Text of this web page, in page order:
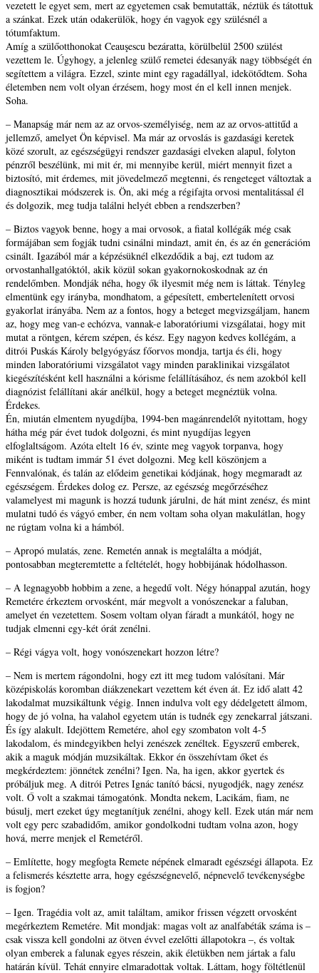
vezetett le egyet sem, mert az egyetemen csak bemutatták, néztük és tátottuk
a szánkat. Ezek után odakerülök, hogy én vagyok egy szülésnél a
tótumfaktum.
Amíg a szülőotthonokat Ceauşescu bezáratta, körülbelül 2500 szülést
vezettem le. Úgyhogy, a jelenleg szülő remetei édesanyák nagy többségét én
segítettem a világra. Ezzel, szinte mint egy ragadállyal, idekötődtem. Soha
életemben nem volt olyan érzésem, hogy most én el kell innen menjek.
Soha.
– Manapság már nem az az orvos-személyiség, nem az az orvos-attitűd a
jellemző, amelyet Ön képvisel. Ma már az orvoslás is gazdasági keretek
közé szorult, az egészségügyi rendszer gazdasági elveken alapul, folyton
pénzről beszélünk, mi mit ér, mi mennyibe kerül, miért mennyit fizet a
biztosító, mit érdemes, mit jövedelmező megtenni, és rengeteget változtak a
diagnosztikai módszerek is. Ön, aki még a régifajta orvosi mentalitással él
és dolgozik, meg tudja találni helyét ebben a rendszerben?
– Biztos vagyok benne, hogy a mai orvosok, a fiatal kollégák még csak
formájában sem fogják tudni csinálni mindazt, amit én, és az én generációm
csinált. Igazából már a képzésüknél elkezdődik a baj, ezt tudom az
orvostanhallgatóktól, akik közül sokan gyakornokoskodnak az én
rendelőmben. Mondják néha, hogy ők ilyesmit még nem is láttak. Tényleg
elmentünk egy irányba, mondhatom, a gépesített, embertelenített orvosi
gyakorlat irányába. Nem az a fontos, hogy a beteget megvizsgáljam, hanem
az, hogy meg van-e echózva, vannak-e laboratóriumi vizsgálatai, hogy mit
mutat a röntgen, kérem szépen, és kész. Egy nagyon kedves kollégám, a
ditrói Puskás Károly belgyógyász főorvos mondja, tartja és éli, hogy
minden laboratóriumi vizsgálatot vagy minden paraklinikai vizsgálatot
kiegészítésként kell használni a kórisme felállításához, és nem azokból kell
diagnózist felállítani akár anélkül, hogy a beteget megnéztük volna.
Érdekes.
Én, miután elmentem nyugdíjba, 1994-ben magánrendelőt nyitottam, hogy
hátha még pár évet tudok dolgozni, és mint nyugdíjas legyen
elfoglaltságom. Azóta eltelt 16 év, szinte meg vagyok torpanva, hogy
miként is tudtam immár 51 évet dolgozni. Meg kell köszönjem a
Fennvalónak, és talán az elődeim genetikai kódjának, hogy megmaradt az
egészségem. Érdekes dolog ez. Persze, az egészség megőrzéséhez
valamelyest mi magunk is hozzá tudunk járulni, de hát mint zenész, és mint
mulatni tudó és vágyó ember, én nem voltam soha olyan makulátlan, hogy
ne rúgtam volna ki a hámból.
– Apropó mulatás, zene. Remetén annak is megtalálta a módját,
pontosabban megteremtette a feltételét, hogy hobbijának hódolhasson.
– A legnagyobb hobbim a zene, a hegedű volt. Négy hónappal azután, hogy
Remetére érkeztem orvosként, már megvolt a vonószenekar a faluban,
amelyet én vezetettem. Sosem voltam olyan fáradt a munkától, hogy ne
tudjak elmenni egy-két órát zenélni.
– Régi vágya volt, hogy vonószenekart hozzon létre?
– Nem is mertem rágondolni, hogy ezt itt meg tudom valósítani. Már
középiskolás koromban diákzenekart vezettem két éven át. Ez idő alatt 42
lakodalmat muzsikáltunk végig. Innen indulva volt egy dédelgetett álmom,
hogy de jó volna, ha valahol egyetem után is tudnék egy zenekarral játszani.
És így alakult. Idejöttem Remetére, ahol egy szombaton volt 4-5
lakodalom, és mindegyikben helyi zenészek zenéltek. Egyszerű emberek,
akik a maguk módján muzsikáltak. Ekkor én összehívtam őket és
megkérdeztem: jönnétek zenélni? Igen. Na, ha igen, akkor gyertek és
próbáljuk meg. A ditrói Petres Ignác tanító bácsi, nyugodjék, nagy zenész
volt. Ő volt a szakmai támogatónk. Mondta nekem, Lacikám, fiam, ne
búsulj, mert ezeket úgy megtanítjuk zenélni, ahogy kell. Ezek után már nem
volt egy perc szabadidőm, amikor gondolkodni tudtam volna azon, hogy
hová, merre menjek el Remetéről.
– Említette, hogy megfogta Remete népének elmaradt egészségi állapota. Ez
a felismerés késztette arra, hogy egészségnevelő, népnevelő tevékenységbe
is fogjon?
– Igen. Tragédia volt az, amit találtam, amikor frissen végzett orvosként
megérkeztem Remetére. Mit mondjak: magas volt az analfabéták száma is –
csak vissza kell gondolni az ötven évvel ezelőtti állapotokra –, és voltak
olyan emberek a falunak egyes részein, akik életükben nem jártak a falu
határán kívül. Tehát ennyire elmaradottak voltak. Láttam, hogy föltétlenül